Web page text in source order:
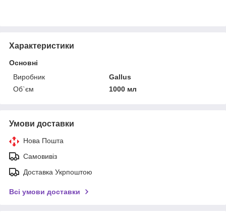
Характеристики
Основні
Виробник
Gallus
Об`єм
1000 мл
Умови доставки
Нова Пошта
Самовивіз
Доставка Укрпоштою
Всі умови доставки